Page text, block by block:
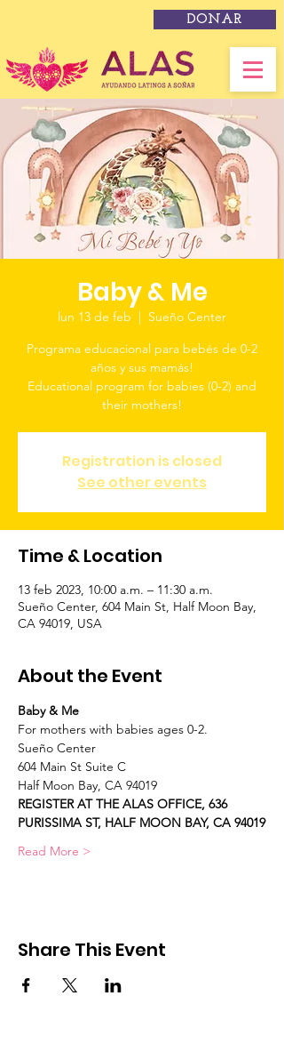
DONAR
Baby & Me
lun 13 de feb
  |
Sueño Center
Programa educacional para bebés de 0-2
años y sus mamás!
Educational program for babies (0-2) and
Registration is closed
See other events
Time & Location
13 feb 2023, 10:00 a.m. – 11:30 a.m.
Sueño Center, 604 Main St, Half Moon Bay,
CA 94019, USA
About the Event
Baby & Me
For mothers with babies ages 0-2.
Sueño Center
604 Main St Suite C
Half Moon Bay, CA 94019
REGISTER AT THE ALAS OFFICE, 636
PURISSIMA ST, HALF MOON BAY, CA 94019
Read More >
Share This Event